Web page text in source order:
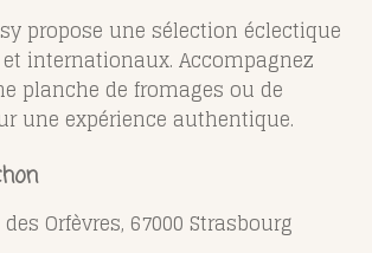
propose une sélection éclectique
internationaux. Accompagnez
planche de fromages ou de
une expérience authentique.
Orfèvres, 67000 Strasbourg